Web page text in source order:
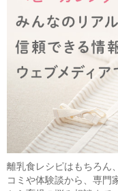
離乳食レシピはもちろん
コミや体験談から、専門